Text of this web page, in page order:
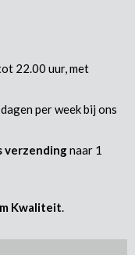
22.00 uur, met
per week bij ons
verzendingnaar 1
Kwaliteit.